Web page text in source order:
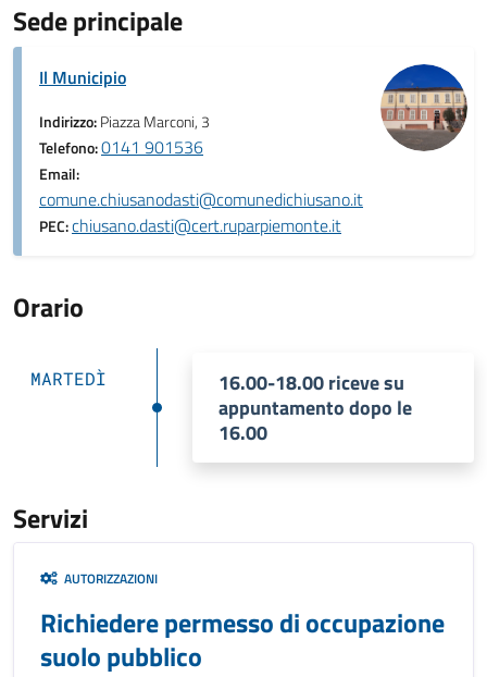
Sede principale
Il Municipio
Indirizzo:Piazza Marconi, 3
Telefono:0141 901536
Email:
comune.chiusanodasti@comunedichiusano.it
PEC:chiusano.dasti@cert.ruparpiemonte.it
Orario
MARTEDÌ
16.00-18.00 riceve su
appuntamento dopo le
16.00
Servizi
AUTORIZZAZIONI
Richiedere permesso di occupazione
suolo pubblico